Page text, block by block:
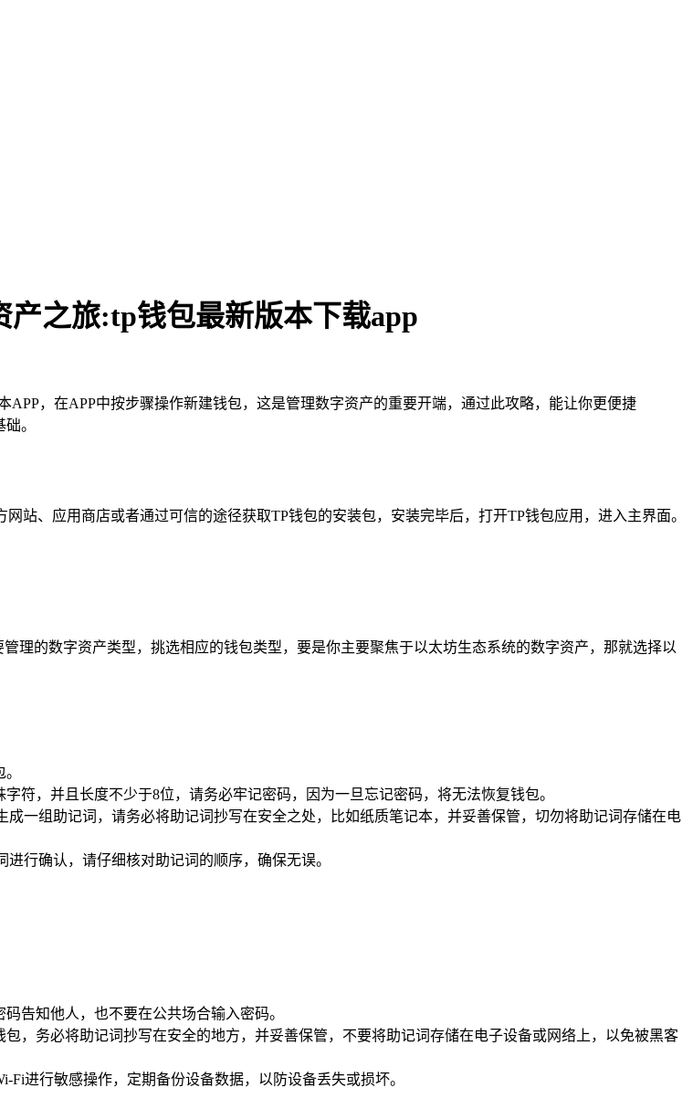
之旅:tp钱包最新版本下载app
，在APP中按步骤操作新建钱包，这是管理数字资产的重要开端，通过此攻略，能让你更便捷
。
站、应用商店或者通过可信的途径获取TP钱包的安装包，安装完毕后，打开TP钱包应用，进入主界面。
理的数字资产类型，挑选相应的钱包类型，要是你主要聚焦于以太坊生态系统的数字资产，那就选择以
符，并且长度不少于8位，请务必牢记密码，因为一旦忘记密码，将无法恢复钱包。
一组助记词，请务必将助记词抄写在安全之处，比如纸质笔记本，并妥善保管，切勿将助记词存储在电
行确认，请仔细核对助记词的顺序，确保无误。
告知他人，也不要在公共场合输入密码。
，务必将助记词抄写在安全的地方，并妥善保管，不要将助记词存储在电子设备或网络上，以免被黑客
进行敏感操作，定期备份设备数据，以防设备丢失或损坏。